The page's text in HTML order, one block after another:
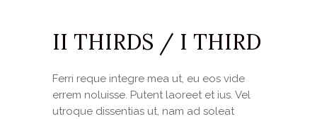
II THIRDS / I THIRD
Ferri reque integre mea ut, eu eos vide
errem noluisse. Putent laoreet et ius. Vel
utroque dissentias ut, nam ad soleat